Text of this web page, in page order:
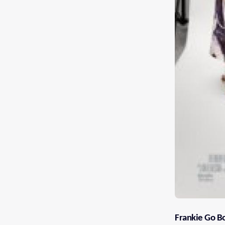
Frankie Go